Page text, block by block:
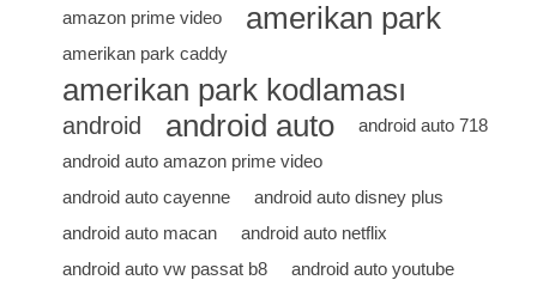
amazon prime video amerikan park
amerikan park caddy
amerikan park kodlaması
android android auto
android auto 718
android auto amazon prime video
android auto cayenne
android auto disney plus
android auto macan
android auto netflix
android auto vw passat b8
android auto youtube